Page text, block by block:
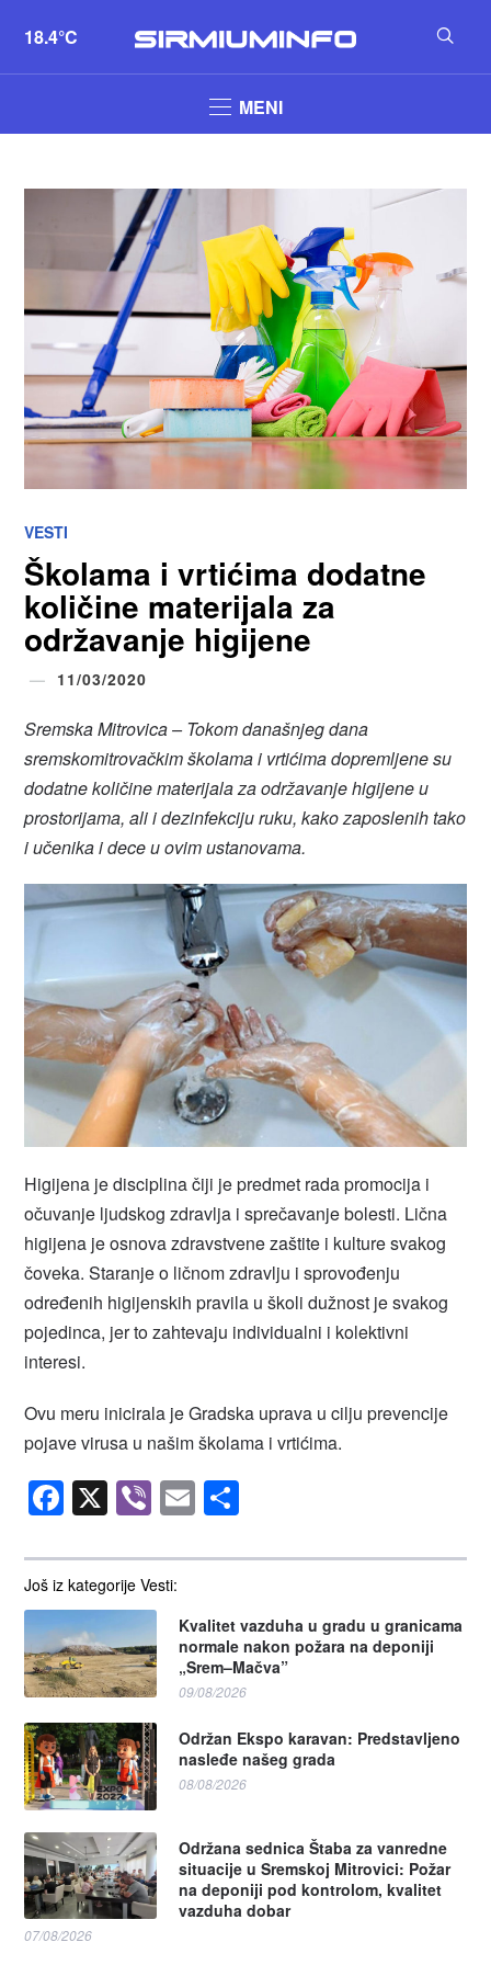
18.4°C
MENI
VESTI
Školama i vrtićima dodatne
količine materijala za
održavanje higijene
11/03/2020
Još iz kategorije Vesti:
Kvalitet vazduha u gradu u granicama
normale nakon požara na deponiji
„Srem–Mačva”
09/08/2026
Održan Ekspo karavan: Predstavljeno
nasleđe našeg grada
08/08/2026
Održana sednica Štaba za vanredne
situacije u Sremskoj Mitrovici: Požar
na deponiji pod kontrolom, kvalitet
vazduha dobar
07/08/2026
Sremska Mitrovica – Tokom današnjeg dana
sremskomitrovačkim školama i vrtićima dopremljene su
dodatne količine materijala za održavanje higijene u
prostorijama, ali i dezinfekciju ruku, kako zaposlenih tako
i učenika i dece u ovim ustanovama.
Higijena je disciplina čiji je predmet rada promocija i
očuvanje ljudskog zdravlja i sprečavanje bolesti. Lična
higijena je osnova zdravstvene zaštite i kulture svakog
čoveka. Staranje o ličnom zdravlju i sprovođenju
određenih higijenskih pravila u školi dužnost je svakog
pojedinca, jer to zahtevaju individualni i kolektivni
interesi.
Ovu meru inicirala je Gradska uprava u cilju prevencije
pojave virusa u našim školama i vrtićima.
Facebook
X ViberEmail